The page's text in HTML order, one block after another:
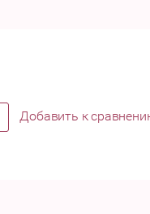
Добавить к